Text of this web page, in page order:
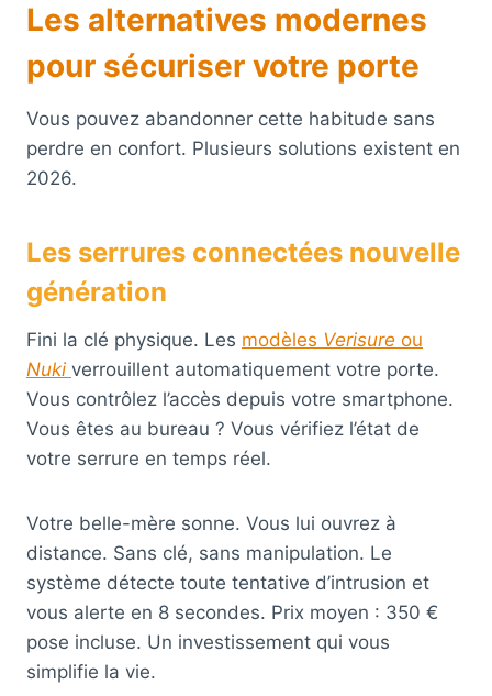
Les alternatives modernes
pour sécuriser votre porte
Vous pouvez abandonner cette habitude sans
perdre en confort. Plusieurs solutions existent en
2026.
Les serrures connectées nouvelle
génération
Fini la clé physique. Les modèles Verisure ou
Nuki verrouillent automatiquement votre porte.
Vous contrôlez l’accès depuis votre smartphone.
Vous êtes au bureau ? Vous vérifiez l’état de
votre serrure en temps réel.
Votre belle-mère sonne. Vous lui ouvrez à
distance. Sans clé, sans manipulation. Le
système détecte toute tentative d’intrusion et
vous alerte en 8 secondes. Prix moyen : 350 €
pose incluse. Un investissement qui vous
simplifie la vie.